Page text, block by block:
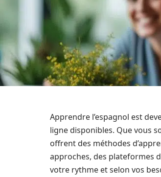
Apprendre l’espagnol est
ligne disponibles. Que vous
offrent des méthodes
approches, des plateformes
votre rythme et selon vos